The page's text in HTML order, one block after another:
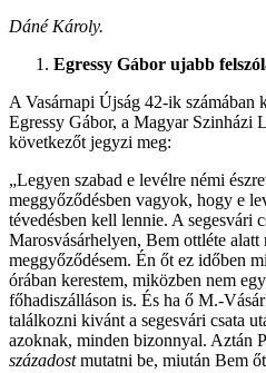
Dáné Károly.
Egressy Gábor ujabb
A Vasárnapi Újság 42-ik számában
Egressy Gábor, a Magyar Szinházi
következőt jegyzi meg:
„Legyen szabad e levélre némi
meggyőződésben vagyok, hogy e
tévedésben kell lennie. A segesvári
Marosvásárhelyen, Bem ottléte alatt
meggyőződésem. Én őt ez időben
órában kerestem, miközben nem
főhadiszálláson is. És ha ő M.-
találkozni kivánt a segesvári csata
azoknak, minden bizonnyal. Aztán
századostmutatni be, miután Bem